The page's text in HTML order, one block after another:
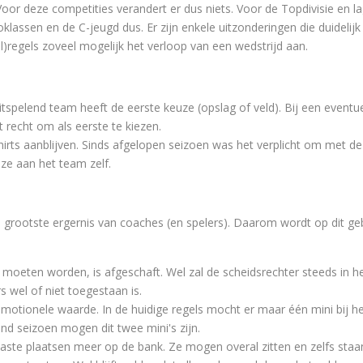
deze competities verandert er dus niets. Voor de Topdivisie en
en de C-jeugd dus. Er zijn enkele uitzonderingen die
zoveel mogelijk het verloop van een wedstrijd aan.
team heeft de eerste keuze (opslag of veld). Bij een
om als eerste te kiezen.
aanblijven. Sinds afgelopen seizoen was het verplicht om met de
aan het team zelf.
ergernis van coaches (en spelers). Daarom wordt op dit
worden, is afgeschaft. Wel zal de scheidsrechter steeds in
wel of niet toegestaan is.
waarde. In de huidige regels mocht er maar één mini bij
seizoen mogen dit twee mini's zijn.
plaatsen meer op de bank. Ze mogen overal zitten en zelfs